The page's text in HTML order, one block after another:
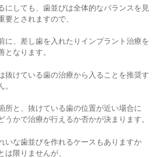
にしても、歯並びは全体的なバランスを見
とされますので、
に、差し歯を入れたりインプラント治療を
となります。
抜けている歯の治療から入ることを推奨す
所と、抜けている歯の位置が近い場合に
かで治療が行えるか否かが決まります。
いな歯並びを作れるケースもありますか
は限りませんが、